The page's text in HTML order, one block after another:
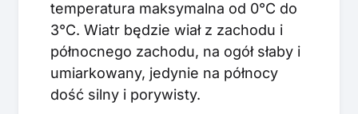
temperatura maksymalna od 0°C do
3°C. Wiatr będzie wiał z zachodu i
północnego zachodu, na ogół słaby i
umiarkowany, jedynie na północy
dość silny i porywisty.